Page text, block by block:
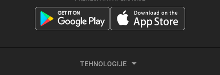
TEHNOLOGIJE